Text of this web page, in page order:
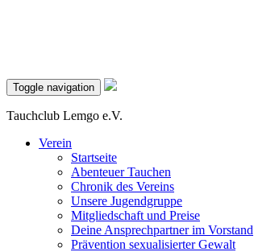
Toggle navigation
Tauchclub Lemgo e.V.
Verein
Startseite
Abenteuer Tauchen
Chronik des Vereins
Unsere Jugendgruppe
Mitgliedschaft und Preise
Deine Ansprechpartner im Vorstand
Prävention sexualisierter Gewalt